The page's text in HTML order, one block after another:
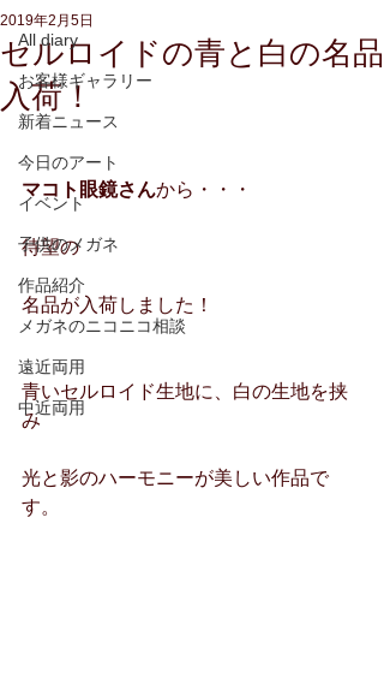
All diary
お客様ギャラリー
新着ニュース
今日のアート
イベント
子供のメガネ
作品紹介
メガネのニコニコ相談
遠近両用
中近両用
セルロイドの青と白の名品
入荷！
2019年2月5日
マコト眼鏡さんから・・・
待望の
名品が入荷しました！
青いセルロイド生地に、白の生地を挟
み
光と影のハーモニーが美しい作品で
す。